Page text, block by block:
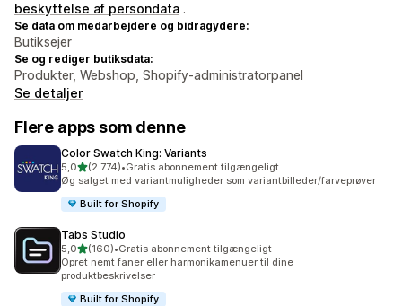
beskyttelse af persondata .
Se data om medarbejdere og bidragydere:
Butiksejer
Se og rediger butiksdata:
Produkter, Webshop, Shopify-administratorpanel
Se detaljer
Flere apps som denne
Color Swatch King: Variants
5,0ud af 5 stjerner
(2.774)
2774 anmeldelser i alt
•Gratis abonnement tilgængeligt
Øg salget med variantmuligheder som variantbilleder/farveprøver
Built for Shopify
Tabs Studio
5,0ud af 5 stjerner
(160)
160 anmeldelser i alt
•Gratis abonnement tilgængeligt
Opret nemt faner eller harmonikamenuer til dine
produktbeskrivelser
Built for Shopify